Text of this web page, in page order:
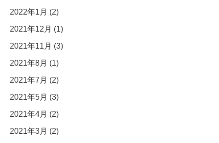
2022年1月 (2)
2021年12月 (1)
2021年11月 (3)
2021年8月 (1)
2021年7月 (2)
2021年5月 (3)
2021年4月 (2)
2021年3月 (2)